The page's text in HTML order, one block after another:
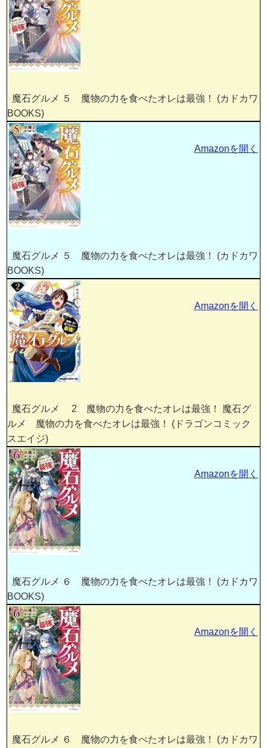
魔石グルメ ５ 魔物の力を食べたオレは最強！ (カドカワ
BOOKS)
魔石グルメ ５ 魔物の力を食べたオレは最強！ (カドカワ
BOOKS)
Amazonを開く
魔石グルメ 2 魔物の力を食べたオレは最強！ 魔石グ
ルメ 魔物の力を食べたオレは最強！ (ドラゴンコミック
スエイジ)
Amazonを開く
魔石グルメ ６ 魔物の力を食べたオレは最強！ (カドカワ
BOOKS)
Amazonを開く
魔石グルメ ６ 魔物の力を食べたオレは最強！ (カドカワ
Amazonを開く